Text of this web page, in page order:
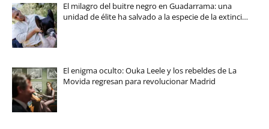
El milagro del buitre negro en Guadarrama: una
unidad de élite ha salvado a la especie de la extinci…
El enigma oculto: Ouka Leele y los rebeldes de La
Movida regresan para revolucionar Madrid